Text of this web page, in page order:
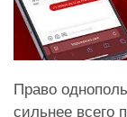
Право
сильнее всего